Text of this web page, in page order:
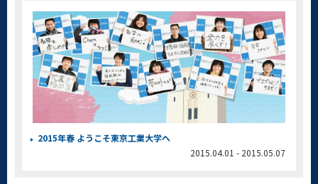
2015年春 ようこそ東京工業大学へ
2015.04.01 - 2015.05.07